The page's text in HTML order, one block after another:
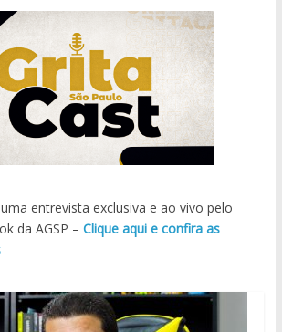
entrevista exclusiva e ao vivo pelo
da AGSP – Clique aqui e confira as